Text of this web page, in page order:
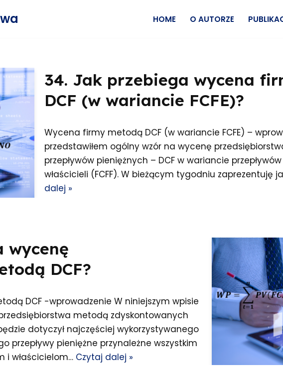
HOME O AUTORZE
34. Jak przebiega wycena
DCF (w wariancie FCFE)?
Wycena firmy metodą DCF (w wariancie FCFE) –
przedstawiłem ogólny wzór na wycenę
przepływów pieniężnych – DCF w wariancie
właścicieli (FCFF). W bieżącym tygodniu zaprezentuję
dalej »
wycenę
DCF?
DCF -wprowadzenie W niniejszym wpisie
metodą zdyskontowanych
dotyczył najczęściej wykorzystywanego
pieniężne przynależne wszystkim
i właścicielom… Czytaj dalej »